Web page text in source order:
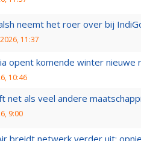
neemt het roer over bij
11:37
opent komende winter
10:46
net als veel andere
9:00
breidt netwerk verder uit: